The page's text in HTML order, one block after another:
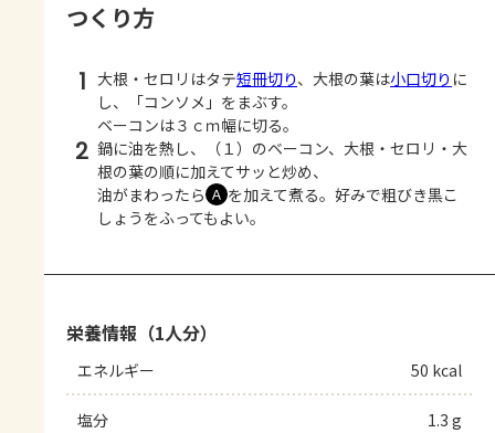
つくり方
1 大根・セロリはタテ短冊切り、大根の葉は小口切り に
し、「コンソメ」をまぶす。
ベーコンは３ｃｍ幅に切る。
2 鍋に油を熱し、（１）のベーコン、大根・セロリ・大
根の葉の順に加えてサッと炒め、
油がまわったら Ａ を加えて煮る。好みで粗びき黒こ
しょうをふってもよい。
栄養情報（1人分）
エネルギー 50 kcal
塩分 1.3 g